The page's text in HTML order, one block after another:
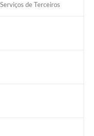
de Terceiros